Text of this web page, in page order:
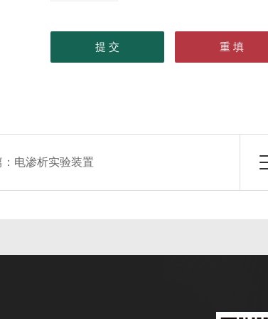
电渗析实验装置